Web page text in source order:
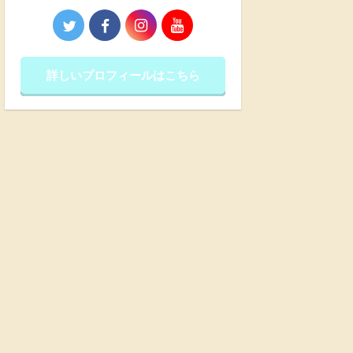
詳しいプロフィールはこちら